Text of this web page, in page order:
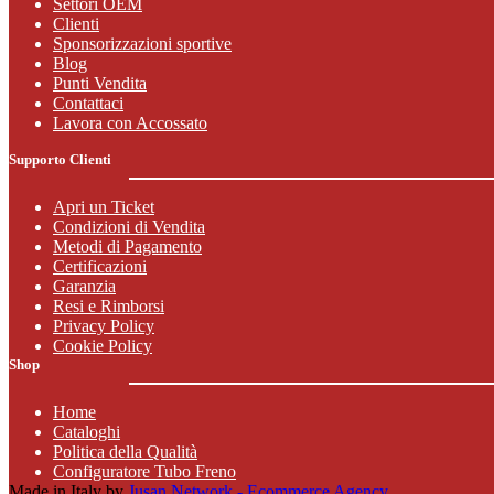
Settori OEM
Clienti
Sponsorizzazioni sportive
Blog
Punti Vendita
Contattaci
Lavora con Accossato
Supporto Clienti
Apri un Ticket
Condizioni di Vendita
Metodi di Pagamento
Certificazioni
Garanzia
Resi e Rimborsi
Privacy Policy
Cookie Policy
Shop
Home
Cataloghi
Politica della Qualità
Configuratore Tubo Freno